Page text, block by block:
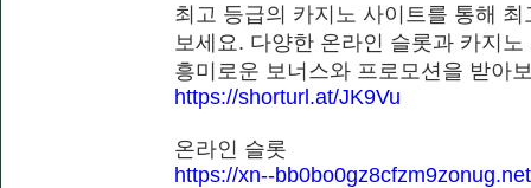
최고 등급의 카지노 사이트를 통해
보세요. 다양한 온라인 슬롯과 카지
흥미로운 보너스와 프로모션을
https://shorturl.at/JK9Vu
온라인 슬롯
https://xn--bb0bo0gz8cfzm9zonug.net